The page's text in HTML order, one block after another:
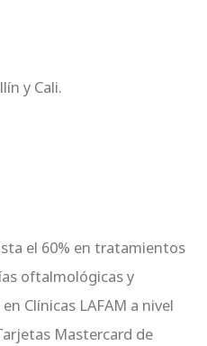
y Cali.
el 60% en tratamientos
oftalmológicas y
Clínicas LAFAM a nivel
Mastercard de